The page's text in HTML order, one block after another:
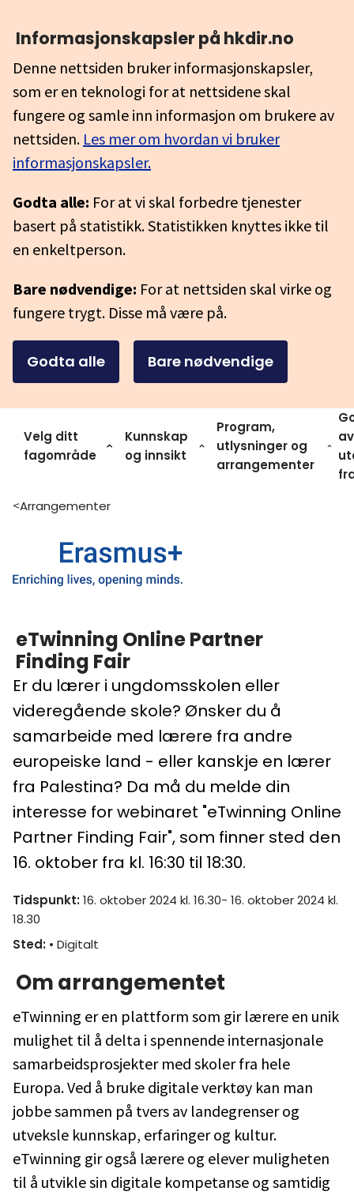
Informasjonskapsler på hkdir.no
Denne nettsiden bruker informasjonskapsler,
som er en teknologi for at nettsidene skal
fungere og samle inn informasjon om brukere av
nettsiden. Les mer om hvordan vi bruker
informasjonskapsler.
Godta alle: For at vi skal forbedre tjenester
basert på statistikk. Statistikken knyttes ikke til
en enkeltperson.
Bare nødvendige: For at nettsiden skal virke og
fungere trygt. Disse må være på.
Godta alle Bare nødvendige
Velg ditt
fagområde
Kunnskap
og innsikt
Program,
utlysninger og
arrangementer
av
>Arrangementer
eTwinning Online Partner
Finding Fair
Er du lærer i ungdomsskolen eller
videregående skole? Ønsker du å
samarbeide med lærere fra andre
europeiske land - eller kanskje en lærer
fra Palestina? Da må du melde din
interesse for webinaret "eTwinning Online
Partner Finding Fair", som finner sted den
16. oktober fra kl. 16:30 til 18:30.
Tidspunkt: 16. oktober 2024 kl. 16.30- 16. oktober 2024 kl.
18.30
Sted: • Digitalt
Om arrangementet
eTwinning er en plattform som gir lærere en unik
mulighet til å delta i spennende internasjonale
samarbeidsprosjekter med skoler fra hele
Europa. Ved å bruke digitale verktøy kan man
jobbe sammen på tvers av landegrenser og
utveksle kunnskap, erfaringer og kultur.
eTwinning gir også lærere og elever muligheten
til å utvikle sin digitale kompetanse og samtidig